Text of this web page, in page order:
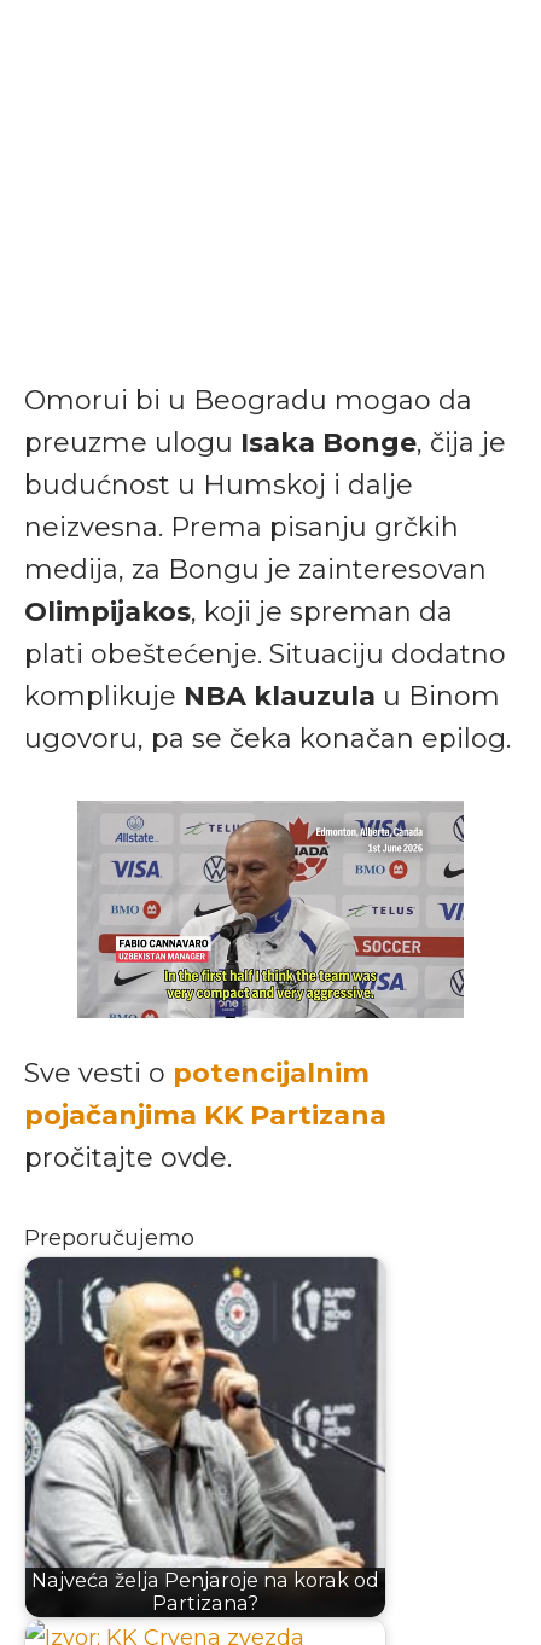
Omorui bi u Beogradu mogao da
preuzme ulogu Isaka Bonge, čija je
budućnost u Humskoj i dalje
neizvesna. Prema pisanju grčkih
medija, za Bongu je zainteresovan
Olimpijakos, koji je spreman da
plati obeštećenje. Situaciju dodatno
komplikuje NBA klauzula u Binom
ugovoru, pa se čeka konačan epilog.
Sve vesti o potencijalnim
pojačanjima KK Partizana
pročitajte ovde.
Preporučujemo
Najveća želja Penjaroje na korak od
Partizana?